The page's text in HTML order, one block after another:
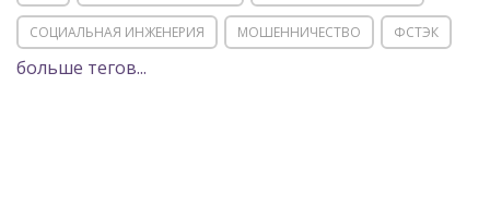
СОЦИАЛЬНАЯ ИНЖЕНЕРИЯ МОШЕННИЧЕСТВО ФСТЭК
POSITIVE TECHNOLOGIES
больше тегов...